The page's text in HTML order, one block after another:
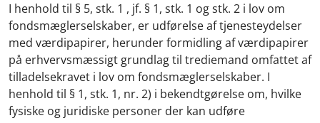
I henhold til § 5, stk. 1 , jf. § 1, stk. 1 og stk. 2 i lov om
fondsmæglerselskaber, er udførelse af tjenesteydelser
med værdipapirer, herunder formidling af værdipapirer
på erhvervsmæssigt grundlag til trediemand omfattet af
tilladelsekravet i lov om fondsmæglerselskaber. I
henhold til § 1, stk. 1, nr. 2) i bekendtgørelse om, hvilke
fysiske og juridiske personer der kan udføre